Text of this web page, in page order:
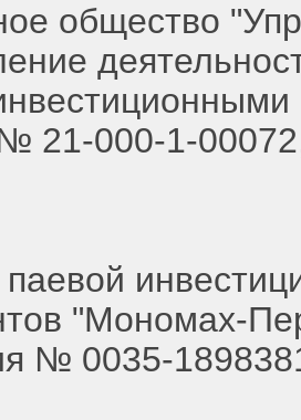
общество
21-000-1-
"Мономах-
№ 0035-